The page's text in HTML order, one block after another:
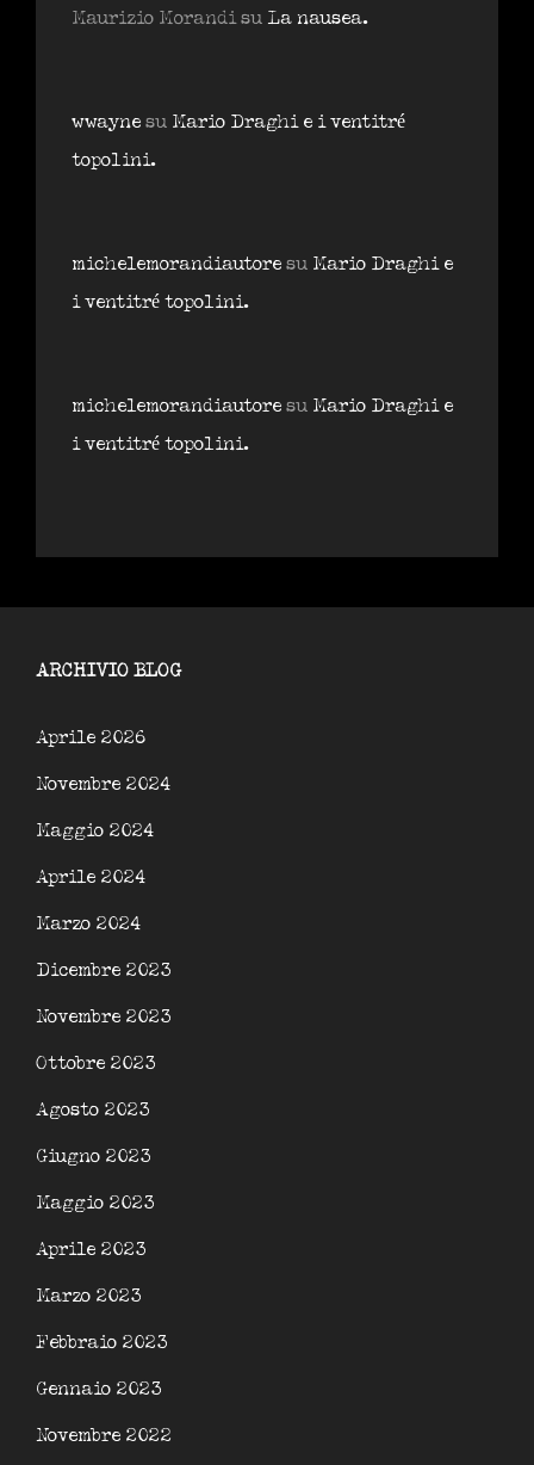
Maurizio Morandisu La nausea.
wwayne su Mario Draghi e i ventitré
topolini.
michelemorandiautore su Mario Draghi e
i ventitré topolini.
michelemorandiautore su Mario Draghi e
i ventitré topolini.
ARCHIVIO BLOG
Aprile 2026
Novembre 2024
Maggio 2024
Aprile 2024
Marzo 2024
Dicembre 2023
Novembre 2023
Ottobre 2023
Agosto 2023
Giugno 2023
Maggio 2023
Aprile 2023
Marzo 2023
Febbraio 2023
Gennaio 2023
Novembre 2022